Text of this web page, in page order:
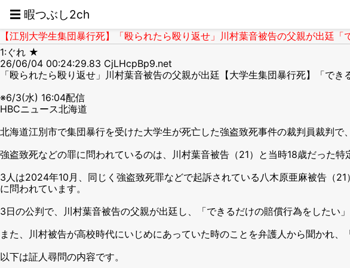
☰ 暇つぶし2ch
【江別大学生集団暴行死】「殴られたら殴り返せ」川村葉音被告の父親が出
1:ぐれ ★
26/06/04 00:24:29.83 CjLHcpBp9.net
「殴られたら殴り返せ」川村葉音被告の父親が出廷【大学生集団暴行死】「
※6/3(水) 16:04配信
HBCニュース北海道
北海道江別市で集団暴行を受けた大学生が死亡した強盗致死事件の裁判員裁判
強盗致死などの罪に問われているのは、川村葉音被告（21）と当時18歳だった特
3人は2024年10月、同じく強盗致死罪などで起訴されている八木原亜麻被告（
に問われています。
3日の公判で、川村葉音被告の父親が出廷し、「できるだけの賠償行為をしたい」
また、川村被告が高校時代にいじめにあっていた時のことを弁護人から聞かれ、
以下は証人尋問の内容です。